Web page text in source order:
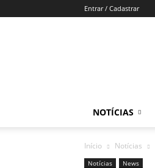
Entrar / Cadastrar
NOTÍCIAS
Início Notícias
Notícias News